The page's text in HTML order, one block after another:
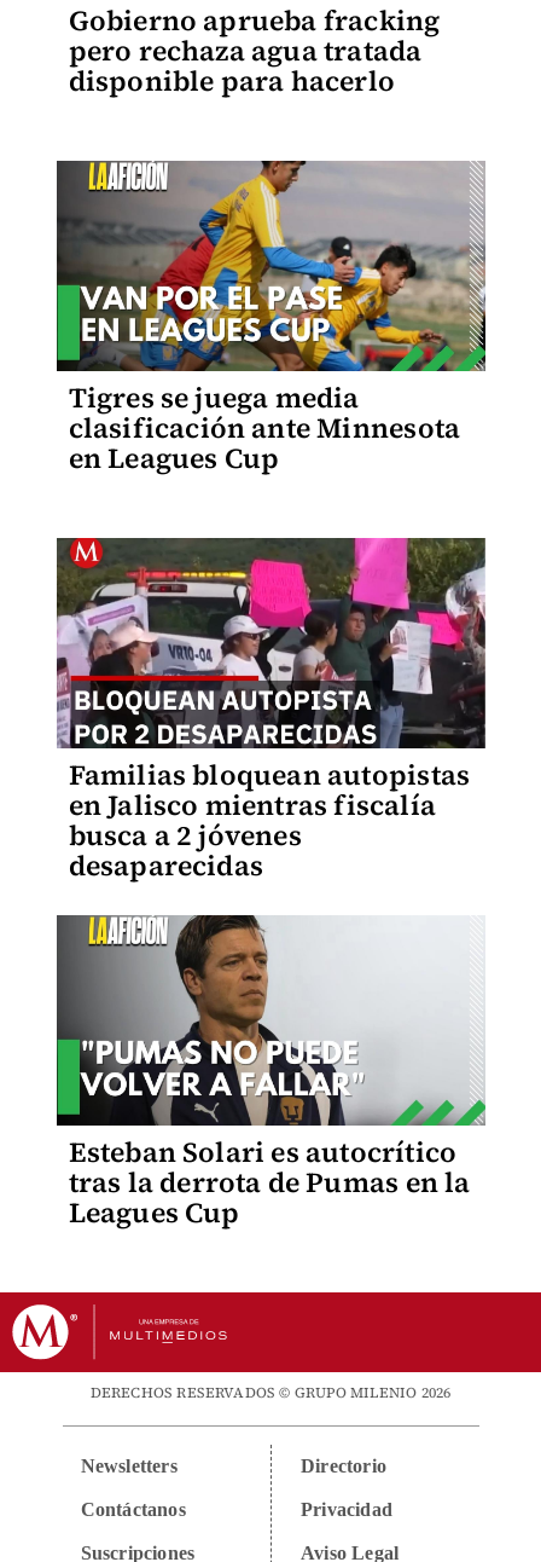
Gobierno aprueba fracking
pero rechaza agua tratada
disponible para hacerlo
Tigres se juega media
clasificación ante Minnesota
en Leagues Cup
Familias bloquean autopistas
en Jalisco mientras fiscalía
busca a 2 jóvenes
desaparecidas
Esteban Solari es autocrítico
tras la derrota de Pumas en la
Leagues Cup
DERECHOS RESERVADOS © GRUPO MILENIO 2026
Newsletters
Contáctanos
Suscripciones
Directorio
Privacidad
Aviso Legal